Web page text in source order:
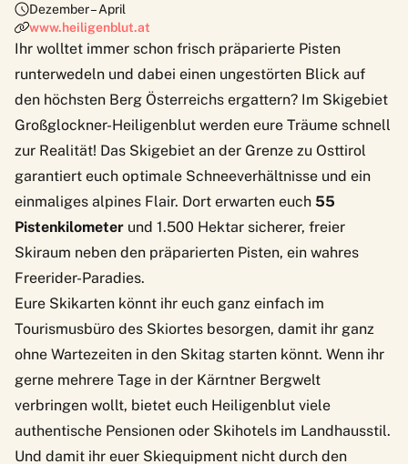
Dezember – April
www.heiligenblut.at
Ihr wolltet immer schon frisch präparierte Pisten
runterwedeln und dabei einen ungestörten Blick auf
den höchsten Berg Österreichs ergattern? Im Skigebiet
Großglockner-Heiligenblut werden eure Träume schnell
zur Realität! Das Skigebiet an der Grenze zu Osttirol
garantiert euch optimale Schneeverhältnisse und ein
einmaliges alpines Flair. Dort erwarten euch 55
Pistenkilometer und 1.500 Hektar sicherer, freier
Skiraum neben den präparierten Pisten, ein wahres
Freerider-Paradies.
Eure Skikarten könnt ihr euch ganz einfach im
Tourismusbüro des Skiortes besorgen, damit ihr ganz
ohne Wartezeiten in den Skitag starten könnt. Wenn ihr
gerne mehrere Tage in der Kärntner Bergwelt
verbringen wollt, bietet euch Heiligenblut viele
authentische Pensionen oder Skihotels im Landhausstil.
Und damit ihr euer Skiequipment nicht durch den